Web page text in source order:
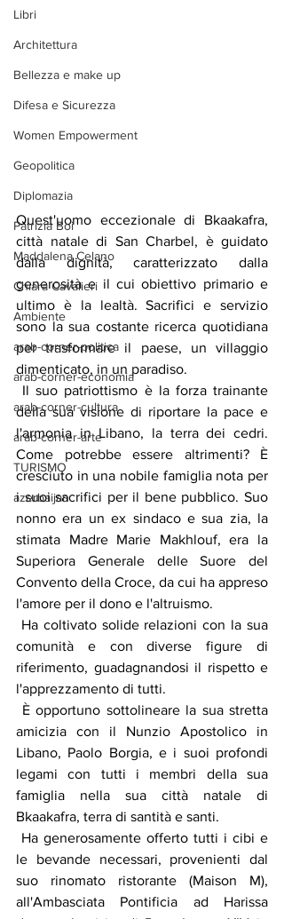
Libri
Architettura
Bellezza e make up
Difesa e Sicurezza
Women Empowerment
Geopolitica
Diplomazia
Patrizia Boi
Maddalena Celano
Chiara Cavalieri
Ambiente
arab-corner-politica
arab-corner-economia
arab-corner-cultura
arab-corner-arte
TURISMO
azerbaijan
Quest'uomo eccezionale di Bkaakafra,
città natale di San Charbel, è guidato
dalla dignità, caratterizzato dalla
generosità e il cui obiettivo primario e
ultimo è la lealtà. Sacrifici e servizio
sono la sua costante ricerca quotidiana
per trasformare il paese, un villaggio
dimenticato, in un paradiso.
Il suo patriottismo è la forza trainante
della sua visione di riportare la pace e
l'armonia in Libano, la terra dei cedri.
Come potrebbe essere altrimenti? È
cresciuto in una nobile famiglia nota per
i suoi sacrifici per il bene pubblico. Suo
nonno era un ex sindaco e sua zia, la
stimata Madre Marie Makhlouf, era la
Superiora Generale delle Suore del
Convento della Croce, da cui ha appreso
l'amore per il dono e l'altruismo.
Ha coltivato solide relazioni con la sua
comunità e con diverse figure di
riferimento, guadagnandosi il rispetto e
l'apprezzamento di tutti.
È opportuno sottolineare la sua stretta
amicizia con il Nunzio Apostolico in
Libano, Paolo Borgia, e i suoi profondi
legami con tutti i membri della sua
famiglia nella sua città natale di
Bkaakafra, terra di santità e santi.
Ha generosamente offerto tutti i cibi e
le bevande necessari, provenienti dal
suo rinomato ristorante (Maison M),
all'Ambasciata Pontificia ad Harissa